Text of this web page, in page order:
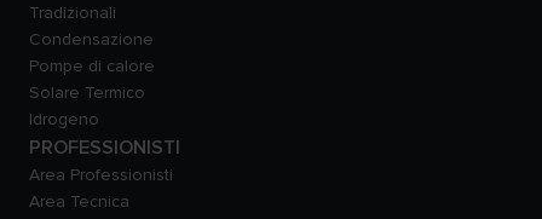
Tradizionali
Condensazione
Pompe di calore
Solare Termico
Idrogeno
PROFESSIONISTI
Area Professionisti
Area Tecnica